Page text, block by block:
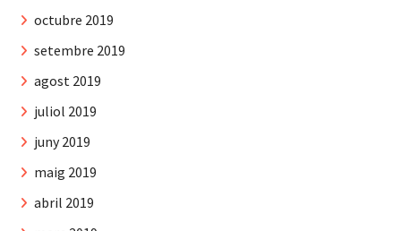
octubre 2019
setembre 2019
agost 2019
juliol 2019
juny 2019
maig 2019
abril 2019